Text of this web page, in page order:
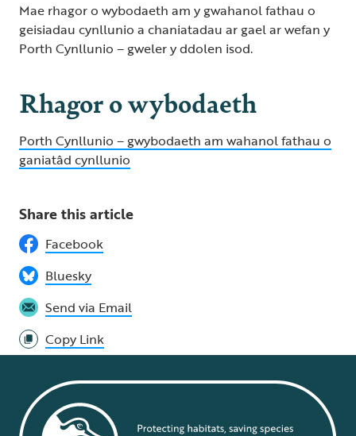
Mae rhagor o wybodaeth am y gwahanol fathau o
geisiadau cynllunio a chaniatadau ar gael ar wefan y
Porth Cynllunio – gweler y ddolen isod.
Rhagor o wybodaeth
Porth Cynllunio – gwybodaeth am wahanol fathau o
ganiatâd cynllunio
Share this article
Facebook
Bluesky
Send via Email
Copy Link